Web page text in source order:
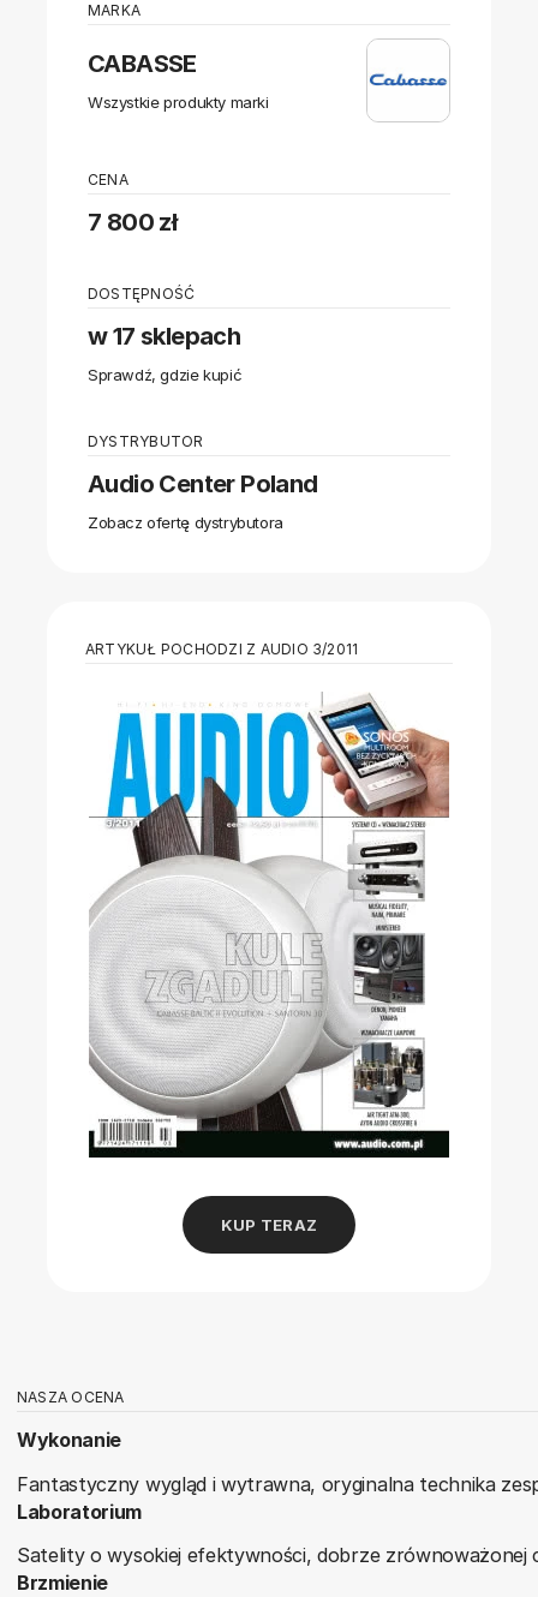
MARKA
CABASSE
Wszystkie produkty marki
CENA
7 800 zł
DOSTĘPNOŚĆ
w 17 sklepach
Sprawdź, gdzie kupić
DYSTRYBUTOR
Audio Center Poland
Zobacz ofertę dystrybutora
ARTYKUŁ POCHODZI Z AUDIO 3/2011
KUP TERAZ
NASZA OCENA
Wykonanie
Fantastyczny wygląd i wytrawna, oryginalna technika
Laboratorium
Satelity o wysokiej efektywności, dobrze
Brzmienie